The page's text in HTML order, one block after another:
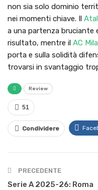
non sia solo dominio
nei momenti chiave. Il
a una partenza
risultato, mentre il AC
porta e sulla solidità
trovarsi in svantaggio
Review
51
Condividere
PRECEDENTE
Serie A 2025-26: Roma